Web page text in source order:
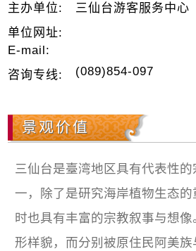
主办单位:
三仙台游客服务中心
单位网址:
E-mail:
咨询专线:
(089)854-097
景观价值
三仙台是臺湾地区具有代表性的
一，除了是研究海岸植物生态的
时也具有丰富的宗教叙事与想
形样貌，而分别被原住民阿美